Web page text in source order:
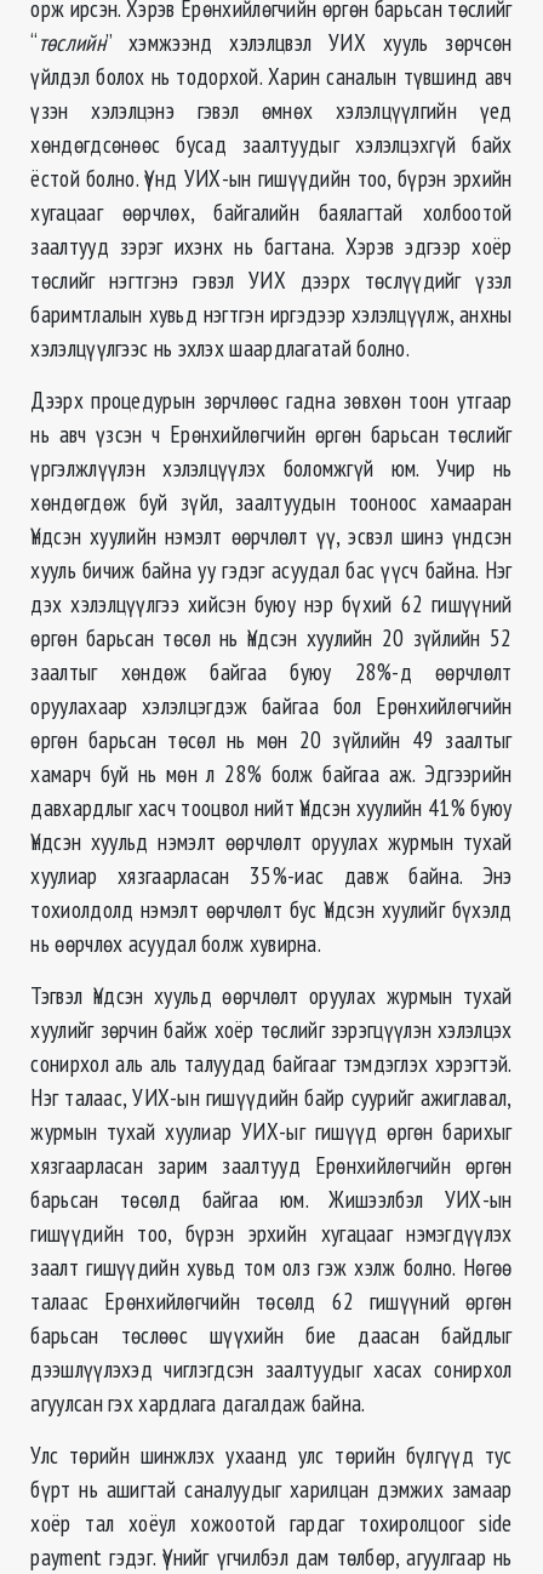
орж ирсэн. Хэрэв Ерөнхийлөгчийн өргөн барьсан төслийг
“төслийн” хэмжээнд хэлэлцвэл УИХ хууль зөрчсөн
үйлдэл болох нь тодорхой. Харин саналын түвшинд авч
үзэн хэлэлцэнэ гэвэл өмнөх хэлэлцүүлгийн үед
хөндөгдсөнөөс бусад заалтуудыг хэлэлцэхгүй байх
ёстой болно. Үүнд УИХ-ын гишүүдийн тоо, бүрэн эрхийн
хугацааг өөрчлөх, байгалийн баялагтай холбоотой
заалтууд зэрэг ихэнх нь багтана. Хэрэв эдгээр хоёр
төслийг нэгтгэнэ гэвэл УИХ дээрх төслүүдийг үзэл
баримтлалын хувьд нэгтгэн иргэдээр хэлэлцүүлж, анхны
хэлэлцүүлгээс нь эхлэх шаардлагатай болно.
Дээрх процедурын зөрчлөөс гадна зөвхөн тоон утгаар
нь авч үзсэн ч Ерөнхийлөгчийн өргөн барьсан төслийг
үргэлжлүүлэн хэлэлцүүлэх боломжгүй юм. Учир нь
хөндөгдөж буй зүйл, заалтуудын тооноос хамааран
Үндсэн хуулийн нэмэлт өөрчлөлт үү, эсвэл шинэ үндсэн
хууль бичиж байна уу гэдэг асуудал бас үүсч байна. Нэг
дэх хэлэлцүүлгээ хийсэн буюу нэр бүхий 62 гишүүний
өргөн барьсан төсөл нь Үндсэн хуулийн 20 зүйлийн 52
заалтыг хөндөж байгаа буюу 28%-д өөрчлөлт
оруулахаар хэлэлцэгдэж байгаа бол Ерөнхийлөгчийн
өргөн барьсан төсөл нь мөн 20 зүйлийн 49 заалтыг
хамарч буй нь мөн л 28% болж байгаа аж. Эдгээрийн
давхардлыг хасч тооцвол нийт Үндсэн хуулийн 41% буюу
Үндсэн хуульд нэмэлт өөрчлөлт оруулах журмын тухай
хуулиар хязгаарласан 35%-иас давж байна. Энэ
тохиолдолд нэмэлт өөрчлөлт бус Үндсэн хуулийг бүхэлд
нь өөрчлөх асуудал болж хувирна.
Тэгвэл Үндсэн хуульд өөрчлөлт оруулах журмын тухай
хуулийг зөрчин байж хоёр төслийг зэрэгцүүлэн хэлэлцэх
сонирхол аль аль талуудад байгааг тэмдэглэх хэрэгтэй.
Нэг талаас, УИХ-ын гишүүдийн байр суурийг ажиглавал,
журмын тухай хуулиар УИХ-ыг гишүүд өргөн барихыг
хязгаарласан зарим заалтууд Ерөнхийлөгчийн өргөн
барьсан төсөлд байгаа юм. Жишээлбэл УИХ-ын
гишүүдийн тоо, бүрэн эрхийн хугацааг нэмэгдүүлэх
заалт гишүүдийн хувьд том олз гэж хэлж болно. Нөгөө
талаас Ерөнхийлөгчийн төсөлд 62 гишүүний өргөн
барьсан төслөөс шүүхийн бие даасан байдлыг
дээшлүүлэхэд чиглэгдсэн заалтуудыг хасах сонирхол
агуулсан гэх хардлага дагалдаж байна.
Улс төрийн шинжлэх ухаанд улс төрийн бүлгүүд тус
бүрт нь ашигтай саналуудыг харилцан дэмжих замаар
хоёр тал хоёул хожоотой гардаг тохиролцоог side
payment гэдэг. Үүнийг үгчилбэл дам төлбөр, агуулгаар нь